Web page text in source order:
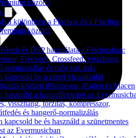
között?
a különbség a Flacbox és a Flacbox
között?
és DSP használata a Flacboxban:
Freeverb, Crossfeed, visszhang,
normalizálás és még sok más
kapcsold be a zenei vizualizálót
közben iPhone-on, iPaden és Macen
használd a hangeffekteket az
visszhang, torzítás, kompresszor,
és hangerő-normalizálás
kapcsold be és használd a szünetmentes
az Evermusicban